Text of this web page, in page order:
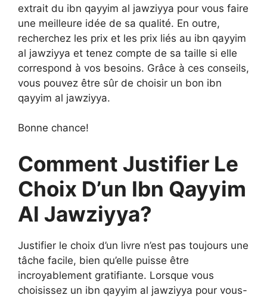
extrait du ibn qayyim al jawziyya pour vous faire
une meilleure idée de sa qualité. En outre,
recherchez les prix et les prix liés au ibn qayyim
al jawziyya et tenez compte de sa taille si elle
correspond à vos besoins. Grâce à ces conseils,
vous pouvez être sûr de choisir un bon ibn
qayyim al jawziyya.
Bonne chance!
Comment Justifier Le
Choix D’un Ibn Qayyim
Al Jawziyya?
Justifier le choix d’un livre n’est pas toujours une
tâche facile, bien qu’elle puisse être
incroyablement gratifiante. Lorsque vous
choisissez un ibn qayyim al jawziyya pour vous-